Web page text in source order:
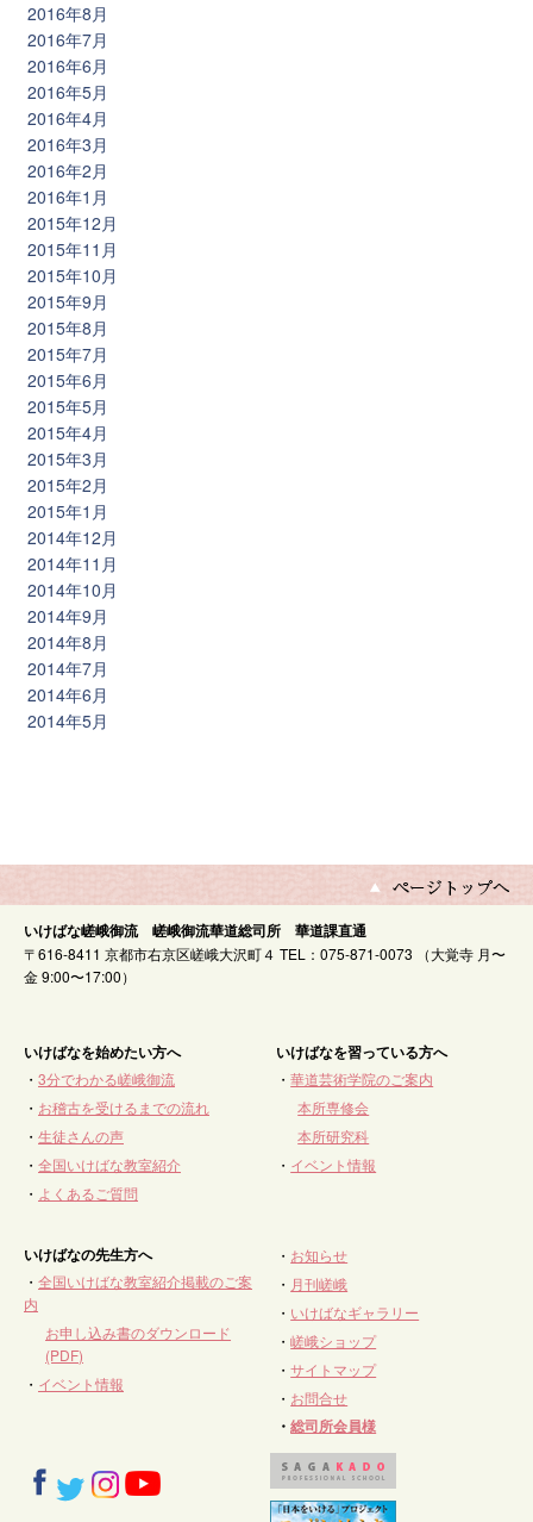
2016年8月
2016年7月
2016年6月
2016年5月
2016年4月
2016年3月
2016年2月
2016年1月
2015年12月
2015年11月
2015年10月
2015年9月
2015年8月
2015年7月
2015年6月
2015年5月
2015年4月
2015年3月
2015年2月
2015年1月
2014年12月
2014年11月
2014年10月
2014年9月
2014年8月
2014年7月
2014年6月
2014年5月
いけばな嵯峨御流 嵯峨御流華道総司所 華道課直通
〒616-8411 京都市右京区嵯峨大沢町４ TEL：075-871-0073 （大覚寺 月〜
金 9:00〜17:00）
いけばなを始めたい方へ
・ 3分でわかる嵯峨御流
・ お稽古を受けるまでの流れ
・ 生徒さんの声
・ 全国いけばな教室紹介
・ よくあるご質問
いけばなを習っている方へ
・華道芸術学院のご案内
本所専修会
本所研究科
・ イベント情報
いけばなの先生方へ
・ 全国いけばな教室紹介掲載のご案
内
お申し込み書のダウンロード
(PDF)
・ イベント情報
・ お知らせ
・ 月刊嵯峨
・ いけばなギャラリー
・嵯峨ショップ
・サイトマップ
・ お問合せ
・総司所会員様